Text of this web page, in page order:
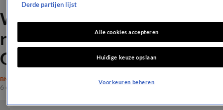
Wolter Kroes breekt pols bij
repetities Televizier-Ring
Gala
BN'ERS
6 okt 2022, 19:21
Derde partijen lijst
Alle cookies accepteren
Huidige keuze opslaan
Voorkeuren beheren